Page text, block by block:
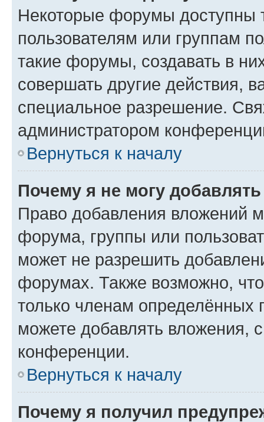
Некоторые форумы доступны
пользователям или группам
такие форумы, создавать в
совершать другие действия,
специальное разрешение.
администратором
Вернуться к началу
Почему я не могу
Право добавления вложений
форума, группы или
может не разрешить
форумах. Также возможно,
только членам определённых
можете добавлять вложения,
конференции.
Вернуться к началу
Почему я получил